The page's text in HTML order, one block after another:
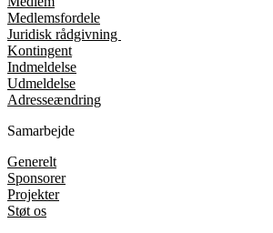
Medlemsfordele
Juridisk rådgivning
Kontingent
Indmeldelse
Udmeldelse
Adresseændring
Samarbejde
Generelt
Sponsorer
Projekter
Støt os